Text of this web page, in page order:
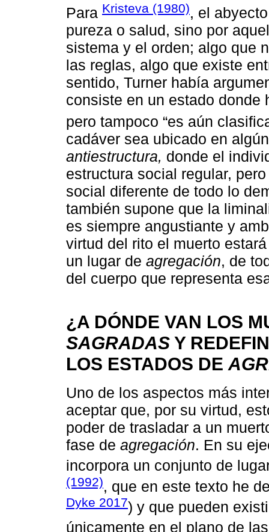
Para Kristeva (1980), el
pureza o salud, sino por
sistema y el orden; algo que
las reglas, algo que existe
sentido, Turner había
consiste en un estado donde
pero tampoco “es aún
cadáver sea ubicado en
antiestructura, donde el
estructura social regular,
social diferente de todo lo
también supone que la
es siempre angustiante y
virtud del rito el muerto
un lugar de agregación, de
del cuerpo que representa
¿A DÓNDE VAN LOS
SAGRADAS Y
LOS ESTADOS DE
Uno de los aspectos más
aceptar que, por su virtud,
poder de trasladar a un
fase de agregación. En su
incorpora un conjunto de
(1992), que en este texto he
Dyke 2017) y que pueden
únicamente en el plano de